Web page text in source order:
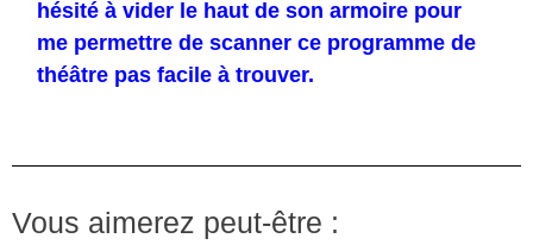
hésité à vider le haut de son armoire pour
me permettre de scanner ce programme de
théâtre pas facile à trouver.
Vous aimerez peut-être :